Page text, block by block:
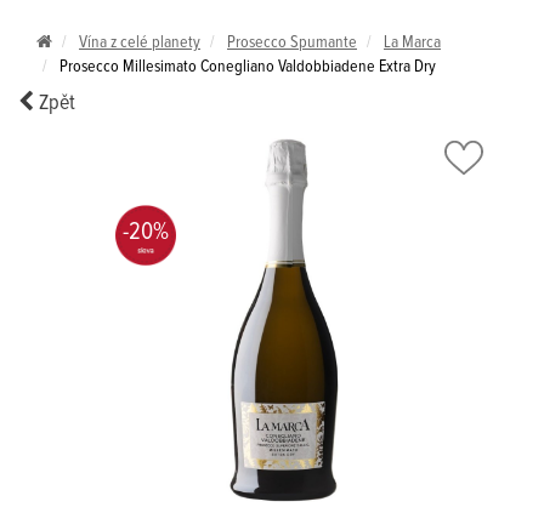
Vína z celé planety Prosecco Spumante
La Marca
Prosecco Millesimato Conegliano Valdobbiadene Extra Dry
Zpět
-20%